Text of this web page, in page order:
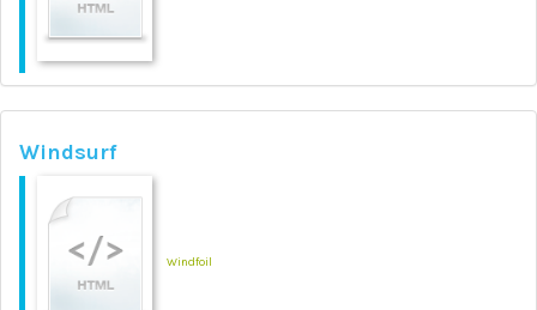
Windsurf
Windfoil